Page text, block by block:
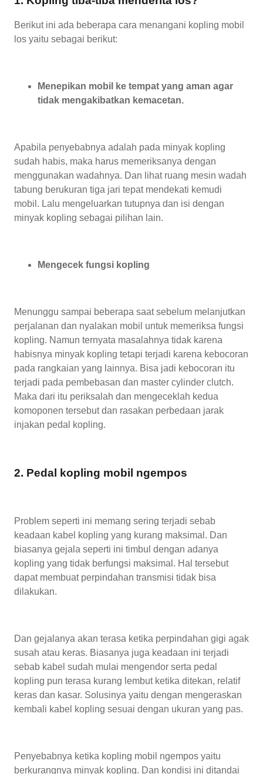
Berikut ini ada beberapa cara menangani kopling mobil
los yaitu sebagai berikut:
Menepikan mobil ke tempat yang aman agar
tidak mengakibatkan kemacetan.
Apabila penyebabnya adalah pada minyak kopling
sudah habis, maka harus memeriksanya dengan
menggunakan wadahnya. Dan lihat ruang mesin wadah
tabung berukuran tiga jari tepat mendekati kemudi
mobil. Lalu mengeluarkan tutupnya dan isi dengan
minyak kopling sebagai pilihan lain.
Mengecek fungsi kopling
Menunggu sampai beberapa saat sebelum melanjutkan
perjalanan dan nyalakan mobil untuk memeriksa fungsi
kopling. Namun ternyata masalahnya tidak karena
habisnya minyak kopling tetapi terjadi karena kebocoran
pada rangkaian yang lainnya. Bisa jadi kebocoran itu
terjadi pada pembebasan dan master cylinder clutch.
Maka dari itu periksalah dan mengeceklah kedua
komoponen tersebut dan rasakan perbedaan jarak
injakan pedal kopling.
2. Pedal kopling mobil ngempos
Problem seperti ini memang sering terjadi sebab
keadaan kabel kopling yang kurang maksimal. Dan
biasanya gejala seperti ini timbul dengan adanya
kopling yang tidak berfungsi maksimal. Hal tersebut
dapat membuat perpindahan transmisi tidak bisa
dilakukan.
Dan gejalanya akan terasa ketika perpindahan gigi agak
susah atau keras. Biasanya juga keadaan ini terjadi
sebab kabel sudah mulai mengendor serta pedal
kopling pun terasa kurang lembut ketika ditekan, relatif
keras dan kasar. Solusinya yaitu dengan mengeraskan
kembali kabel kopling sesuai dengan ukuran yang pas.
Penyebabnya ketika kopling mobil ngempos yaitu
berkurangnya minyak kopling. Dan kondisi ini ditandai